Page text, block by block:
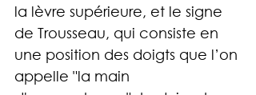
la lèvre supérieure, et le signe
de Trousseau, qui consiste en
une position des doigts que l’on
appelle "la main